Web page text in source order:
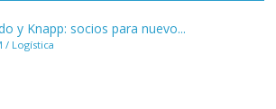
y Knapp: socios para nuevo...
/ Logística